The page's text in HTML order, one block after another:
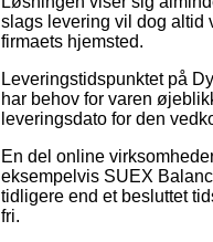
slags levering vil dog altid
firmaets hjemsted.
Leveringstidspunktet på
har behov for varen
leveringsdato for den
En del online
eksempelvis SUEX
tidligere end et besluttet
fri.